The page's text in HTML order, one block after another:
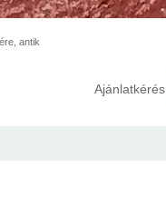
antik
Ajánlatkérés